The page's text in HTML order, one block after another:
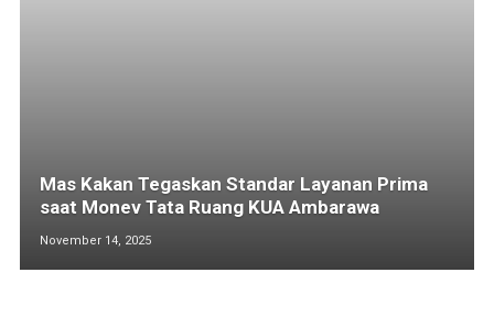
Mas Kakan Tegaskan Standar Layanan Prima
saat Monev Tata Ruang KUA Ambarawa
November 14, 2025